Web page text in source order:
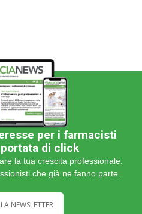
per i farmacisti
di click
la tua crescita professionale.
che già ne fanno parte.
NEWSLETTER